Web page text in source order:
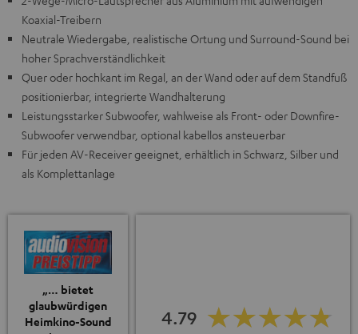
Koaxial-Treibern
Neutrale Wiedergabe, realistische Ortung und Surround-Sound bei
hoher Sprachverständlichkeit
Quer oder hochkant im Regal, an der Wand oder auf dem Standfuß
positionierbar, integrierte Wandhalterung
Leistungsstarker Subwoofer, wahlweise als Front- oder Downfire-
Subwoofer verwendbar, optional kabellos ansteuerbar
Für jeden AV-Receiver geeignet, erhältlich in Schwarz, Silber und
als Komplettanlage
„… bietet
glaubwürdigen
Heimkino-Sound
4.79